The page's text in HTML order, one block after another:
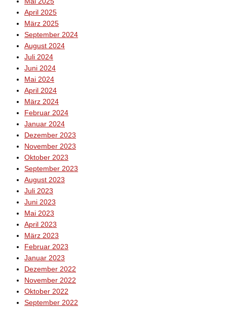
April 2025
März 2025
September 2024
August 2024
Juli 2024
Juni 2024
Mai 2024
April 2024
März 2024
Februar 2024
Januar 2024
Dezember 2023
November 2023
Oktober 2023
September 2023
August 2023
Juli 2023
Juni 2023
Mai 2023
April 2023
März 2023
Februar 2023
Januar 2023
Dezember 2022
November 2022
Oktober 2022
September 2022